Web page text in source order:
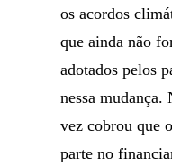
os acordos
que ainda não
adotados pelos
nessa
vez cobrou que
parte no